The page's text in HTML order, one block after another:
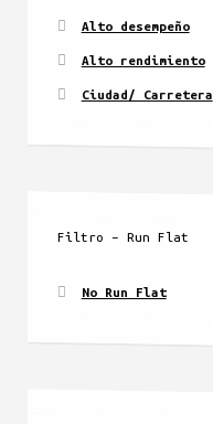
Alto desempeño
Alto rendimiento
Ciudad/ Carretera
Filtro – Run Flat
No Run Flat